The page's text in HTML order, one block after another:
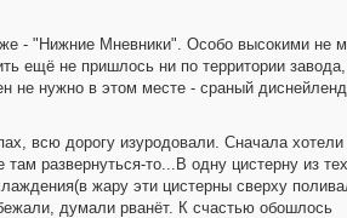
- "Нижние Мневники". Особо высокими не
ещё не пришлось ни по территории
не нужно в этом месте - сраный
всю дорогу изуродовали. Сначала хотели
развернуться-то...В одну цистерну из
жару эти цистерны сверху
думали рванёт. К счастью обошлось